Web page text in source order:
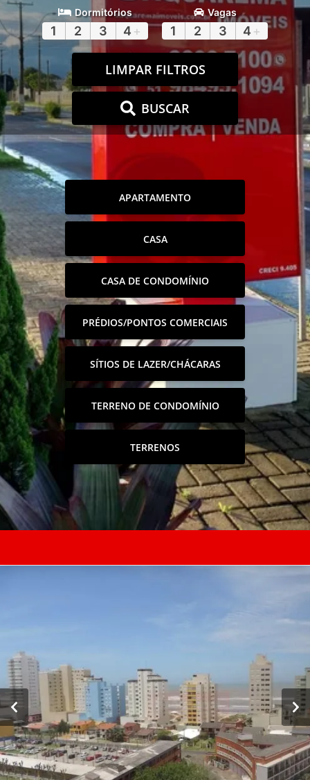
Dormitórios
1 2 3 4 +
Vagas
1 2 3 4 +
LIMPAR FILTROS
BUSCAR
APARTAMENTO
CASA
CASA DE CONDOMÍNIO
PRÉDIOS/PONTOS COMERCIAIS
SÍTIOS DE LAZER/CHÁCARAS
TERRENO DE CONDOMÍNIO
TERRENOS